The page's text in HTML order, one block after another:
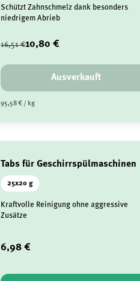
Schützt Zahnschmelz dank besonders
niedrigem Abrieb
16,51 €10,80 €
Ausverkauft
95,58 € / kg
Tabs für Geschirrspülmaschinen
25x20 g
Kraftvolle Reinigung ohne aggressive
Zusätze
6,98 €